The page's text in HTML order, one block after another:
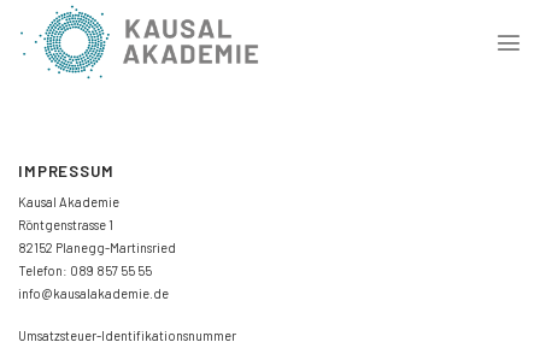
content
IMPRESSUM
Kausal Akademie
Röntgenstrasse 1
82152 Planegg-Martinsried
Telefon: 089 857 55 55
info@kausalakademie.de
Umsatzsteuer-Identifikationsnummer